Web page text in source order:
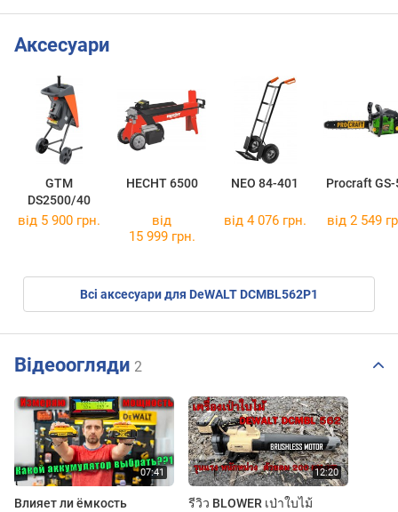
Аксесуари
GTM
DS2500/40
HECHT 6500 NEO 84-401 Procraft
від 5 900 грн.
від
15 999 грн.
від 4 076 грн. від 2 549
Всі аксесуари для DeWALT DCMBL562P1
Відеоогляди 2
Влияет ли ёмкость
รีวิว BLOWER เป่าใบไม้